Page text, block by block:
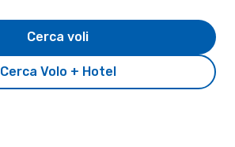
Cerca Volo + Hotel
Cerca voli